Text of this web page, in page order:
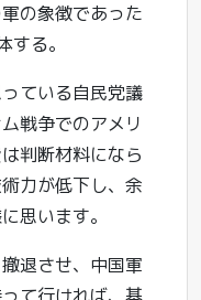
の象徴であった
る。
ている自民党議
戦争でのアメリ
判断材料になら
力が低下し、余
思います。
退させ、中国軍